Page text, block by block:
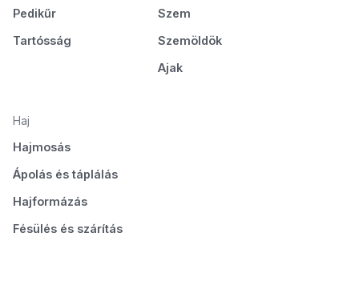
Pedikűr
Tartósság
Szem
Szemöldök
Ajak
Haj
Hajmosás
Ápolás és táplálás
Hajformázás
Fésülés és szárítás